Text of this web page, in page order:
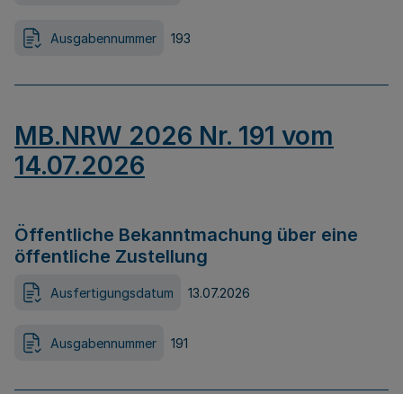
Ausgabennummer 193
MB.NRW 2026 Nr. 191 vom
14.07.2026
Öffentliche Bekanntmachung über eine
öffentliche Zustellung
Ausfertigungsdatum 13.07.2026
Ausgabennummer 191